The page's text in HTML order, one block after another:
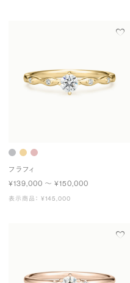
フラフィ
¥139,000 〜 ¥150,000
表示商品： ¥145,000